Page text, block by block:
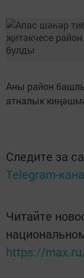
Аны район
атналык
Следите за
Telegram-
Читайте
https://